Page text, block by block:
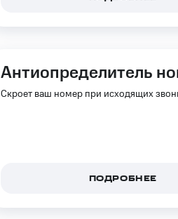
Анти­определитель
Скроет ваш номер при исходящих
ПОДРОБНЕЕ